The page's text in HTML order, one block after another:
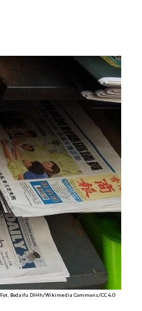
Fot. Bodaifu DIHh/Wikimedia Commons/CC 4.0